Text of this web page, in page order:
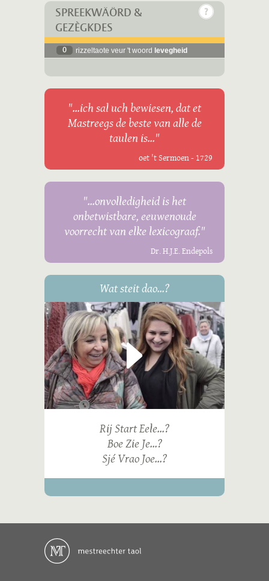
SPREEKWÄÖRD &
GEZÈGKDES
0 rizzeltaote veur 't woord levegheid
"...ich sal uch bewiesen, dat et
Mastreegs de beste van alle de
taulen is..."
oet 't Sermoen - 1729
"...onvolledigheid is het
onbetwistbare, eeuwenoude
voorrecht van elke lexicograaf."
Dr. H.J.E. Endepols
Wat steit dao...?
Rij Start Eele...?
Boe Zie Je...?
Sjé Vrao Joe...?